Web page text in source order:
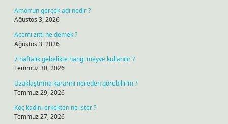
Amon’un gerçek adı nedir ?
Ağustos 3, 2026
Acemi zıttı ne demek ?
Ağustos 3, 2026
7 haftalık gebelikte hangi meyve kullanılır ?
Temmuz 30, 2026
Uzaklaştırma kararını nereden görebilirim ?
Temmuz 29, 2026
Koç kadını erkekten ne ister ?
Temmuz 27, 2026